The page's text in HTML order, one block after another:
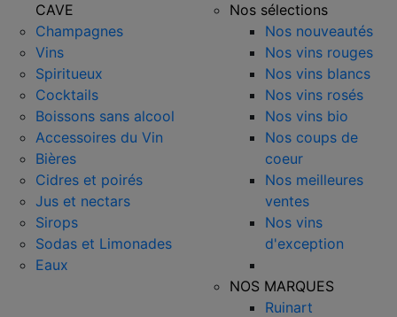
CAVE
Champagnes
Vins
Spiritueux
Cocktails
Boissons sans alcool
Accessoires du Vin
Bières
Cidres et poirés
Jus et nectars
Sirops
Sodas et Limonades
Eaux
Nos sélections
Nos nouveautés
Nos vins rouges
Nos vins blancs
Nos vins rosés
Nos vins bio
Nos coups de
coeur
Nos meilleures
ventes
Nos vins
d'exception
NOS MARQUES
Ruinart